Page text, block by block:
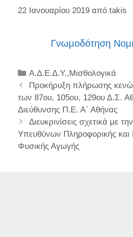
22 Ιανουαρίου 2019 από takis
Γνωμοδότηση
Κατηγορίες
Α.Δ.Ε.Δ.Υ.,Μισθολογικά
Προκήρυξη πλήρωσης
των 87ου, 105ου, 129ου Δ.Σ.
Διεύθυνσης Π.Ε. Α΄ Αθήνας
Διευκρινίσεις σχετικά με
Υπευθύνων Πληροφορικής
Φυσικής Αγωγής